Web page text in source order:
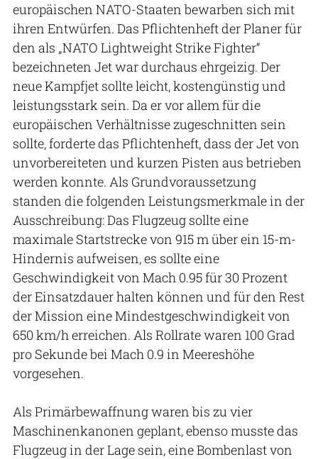
europäischen NATO-Staaten bewarben sich mit
ihren Entwürfen. Das Pflichtenheft der Planer für
den als „NATO Lightweight Strike Fighter“
bezeichneten Jet war durchaus ehrgeizig. Der
neue Kampfjet sollte leicht, kostengünstig und
leistungsstark sein. Da er vor allem für die
europäischen Verhältnisse zugeschnitten sein
sollte, forderte das Pflichtenheft, dass der Jet von
unvorbereiteten und kurzen Pisten aus betrieben
werden konnte. Als Grundvoraussetzung
standen die folgenden Leistungsmerkmale in der
Ausschreibung: Das Flugzeug sollte eine
maximale Startstrecke von 915 m über ein 15-m-
Hindernis aufweisen, es sollte eine
Geschwindigkeit von Mach 0.95 für 30 Prozent
der Einsatzdauer halten können und für den Rest
der Mission eine Mindestgeschwindigkeit von
650 km/h erreichen. Als Rollrate waren 100 Grad
pro Sekunde bei Mach 0.9 in Meereshöhe
vorgesehen.
Als Primärbewaffnung waren bis zu vier
Maschinenkanonen geplant, ebenso musste das
Flugzeug in der Lage sein, eine Bombenlast von